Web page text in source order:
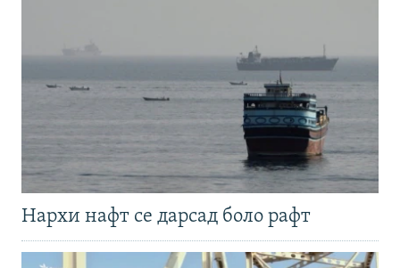
Нархи нафт се дарсад боло рафт